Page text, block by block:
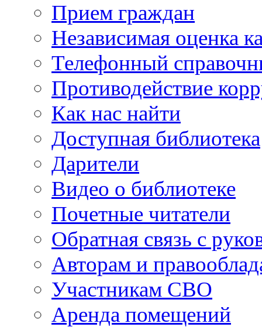
Прием граждан
Независимая оценка
Телефонный
Противодействие
Как нас найти
Доступная библиотека
Дарители
Видео о библиотеке
Почетные читатели
Обратная связь с
Авторам и
Участникам СВО
Аренда помещений